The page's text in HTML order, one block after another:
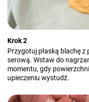
Krok 2
Przygotuj płaską blachę
serową. Wstaw do
momentu, gdy
upieczeniu wystudź.